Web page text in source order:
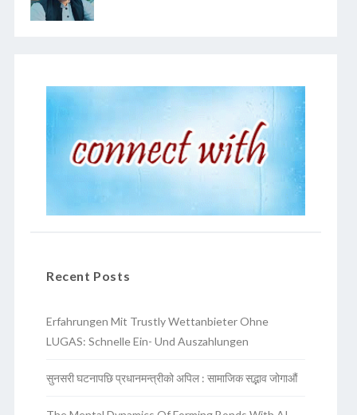
Recent Posts
Erfahrungen Mit Trustly Wettanbieter Ohne
LUGAS: Schnelle Ein- Und Auszahlungen
सुनसरी घटनापछि प्रधानमन्त्रीको अपिल : सामाजिक सद्भाव जोगाऔं